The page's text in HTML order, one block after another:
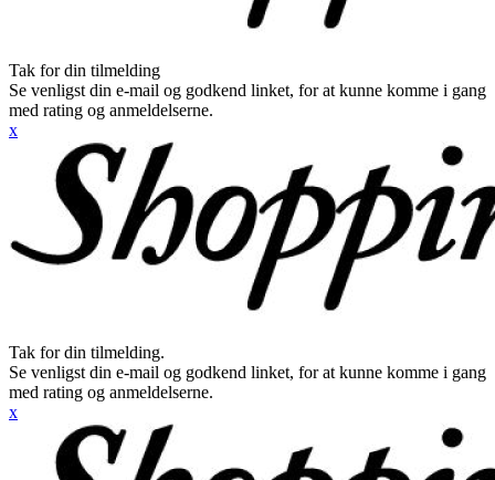
Tak for din tilmelding
Se venligst din e-mail og godkend linket, for at kunne komme i gang
med rating og anmeldelserne.
x
Tak for din tilmelding.
Se venligst din e-mail og godkend linket, for at kunne komme i gang
med rating og anmeldelserne.
x